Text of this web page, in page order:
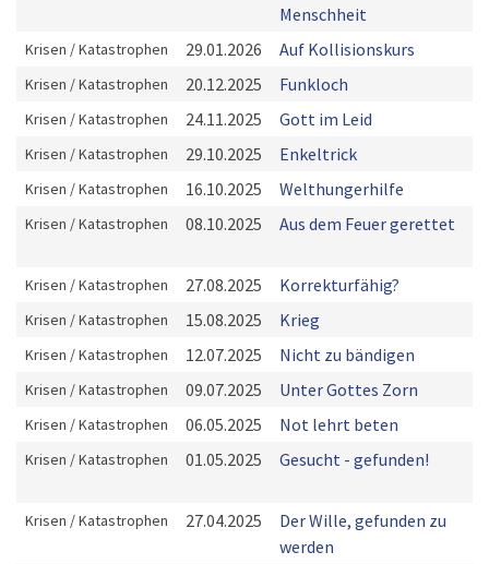
Menschheit
Krisen / Katastrophen 29.01.2026 Auf Kollisionskurs
Krisen / Katastrophen 20.12.2025 Funkloch
Krisen / Katastrophen 24.11.2025 Gott im Leid
Krisen / Katastrophen 29.10.2025 Enkeltrick
Krisen / Katastrophen 16.10.2025 Welthungerhilfe
Krisen / Katastrophen 08.10.2025 Aus dem Feuer gerettet
Krisen / Katastrophen 27.08.2025 Korrekturfähig?
Krisen / Katastrophen 15.08.2025 Krieg
Krisen / Katastrophen 12.07.2025 Nicht zu bändigen
Krisen / Katastrophen 09.07.2025 Unter Gottes Zorn
Krisen / Katastrophen 06.05.2025 Not lehrt beten
Krisen / Katastrophen 01.05.2025 Gesucht - gefunden!
Krisen / Katastrophen 27.04.2025
Der Wille, gefunden zu
werden